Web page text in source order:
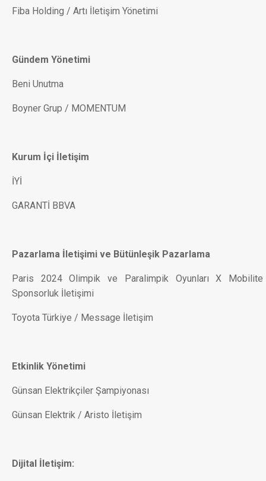
Fiba Holding / Artı İletişim Yönetimi
Gündem Yönetimi
Beni Unutma
Boyner Grup / MOMENTUM
Kurum İçi İletişim
İYİ
GARANTİ BBVA
Pazarlama İletişimi ve Bütünleşik Pazarlama
Paris 2024 Olimpik ve Paralimpik Oyunları X Mobilite
Sponsorluk İletişimi
Toyota Türkiye / Message İletişim
Etkinlik Yönetimi
Günsan Elektrikçiler Şampiyonası
Günsan Elektrik / Aristo İletişim
Dijital İletişim: